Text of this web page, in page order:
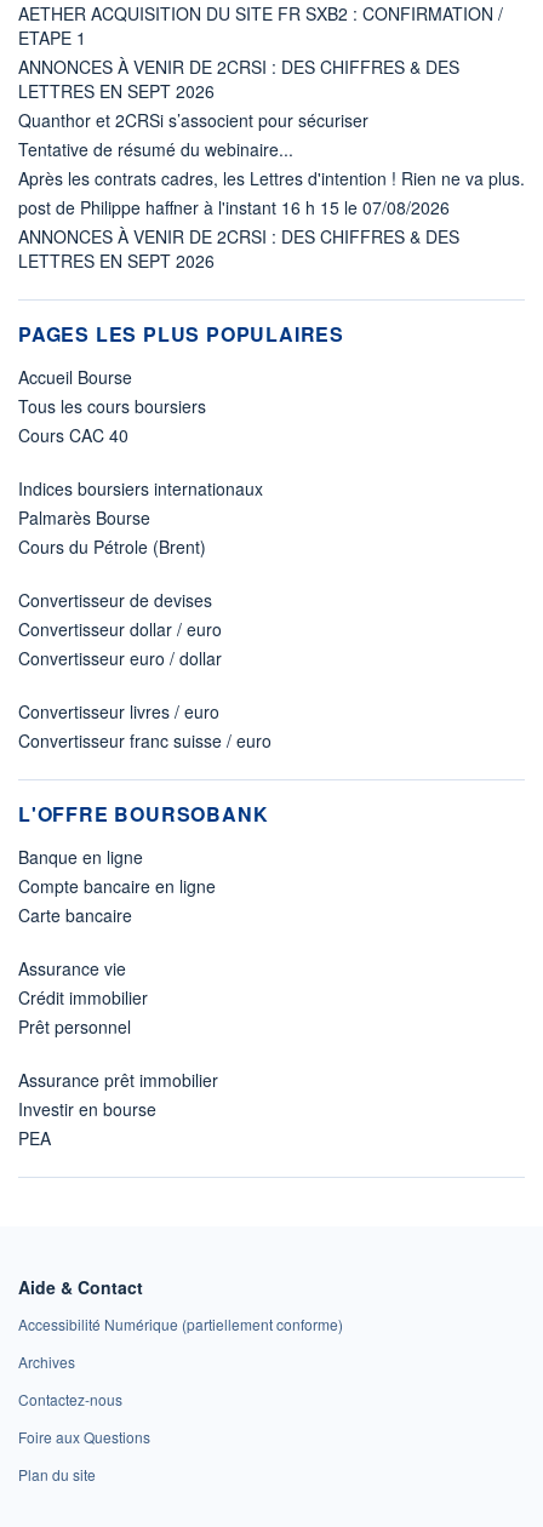
AETHER ACQUISITION DU SITE FR SXB2 : CONFIRMATION /
ETAPE 1
ANNONCES À VENIR DE 2CRSI : DES CHIFFRES & DES
LETTRES EN SEPT 2026
Quanthor et 2CRSi s’associent pour sécuriser
Tentative de résumé du webinaire...
Après les contrats cadres, les Lettres d'intention ! Rien ne va plus.
post de Philippe haffner à l'instant 16 h 15 le 07/08/2026
ANNONCES À VENIR DE 2CRSI : DES CHIFFRES & DES
LETTRES EN SEPT 2026
PAGES LES PLUS POPULAIRES
Accueil Bourse
Tous les cours boursiers
Cours CAC 40
Indices boursiers internationaux
Palmarès Bourse
Cours du Pétrole (Brent)
Convertisseur de devises
Convertisseur dollar / euro
Convertisseur euro / dollar
Convertisseur livres / euro
Convertisseur franc suisse / euro
L'OFFRE BOURSOBANK
Banque en ligne
Compte bancaire en ligne
Carte bancaire
Assurance vie
Crédit immobilier
Prêt personnel
Assurance prêt immobilier
Investir en bourse
PEA
Aide & Contact
Accessibilité Numérique (partiellement conforme)
Archives
Contactez-nous
Foire aux Questions
Plan du site